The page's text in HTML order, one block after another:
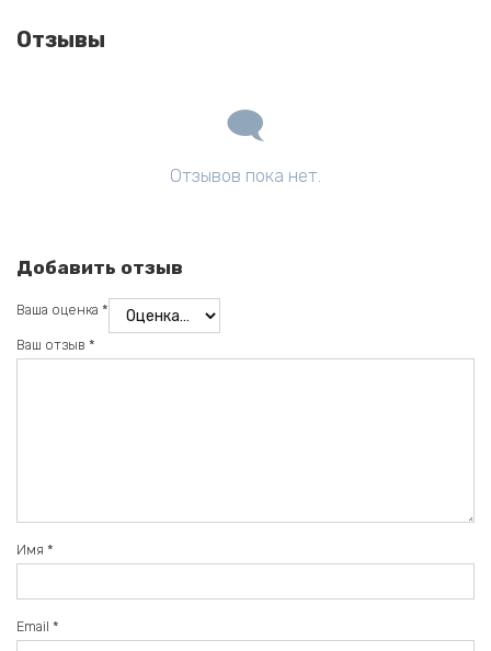
Отзывы
Отзывов пока нет.
Добавить отзыв
Ваша оценка *
Ваш отзыв *
Имя *
Email *